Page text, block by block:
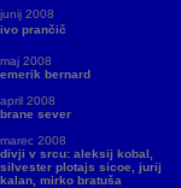
junij 2008
ivo prančič
maj 2008
emerik bernard
april 2008
brane sever
marec 2008
divji v srcu: aleksij kobal,
silvester plotajs sicoe, jurij
kalan, mirko bratuša